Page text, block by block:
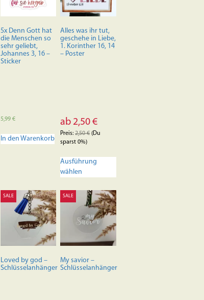
5x Denn Gott hat
die Menschen so
sehr geliebt,
Johannes 3, 16 –
Sticker
5,99 €
In den Warenkorb
Alles was ihr tut,
geschehe in Liebe,
1. Korinther 16, 14
– Poster
ab 2,50€
Preis:2,50€(Du
sparst 0%)
Ausführung
wählen
Varianten
auf.
Die
Optionen
auf
Produktseite
SALE
Loved by god –
Schlüsselanhänger
SALE
My savior –
Schlüsselanhänger